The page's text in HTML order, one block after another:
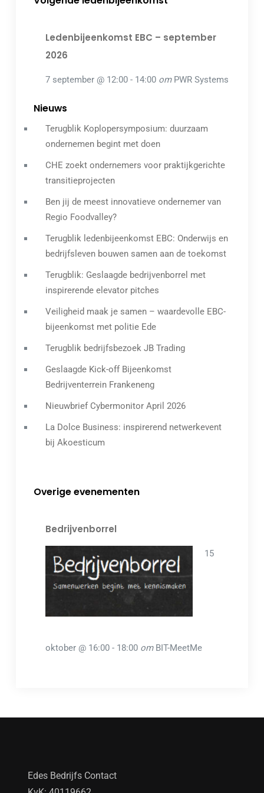
Ledenbijeenkomst EBC – september
2026
7 september @ 12:00- 14:00om PWR Systems
Nieuws
Terugblik Koplopersymposium: duurzaam
ondernemen begint met doen
CHE zoekt ondernemers voor praktijkgerichte
transitieprojecten
Ben jij de meest innovatieve ondernemer van
Regio Foodvalley?
Terugblik ledenbijeenkomst EBC: Onderwijs en
bedrijfsleven bouwen samen aan de toekomst
Terugblik: Geslaagde bedrijvenborrel met
inspirerende elevator pitches
Veiligheid maak je samen – waardevolle EBC-
bijeenkomst met politie Ede
Terugblik bedrijfsbezoek JB Trading
Geslaagde Kick-off Bijeenkomst
Bedrijventerrein Frankeneng
Nieuwbrief Cybermonitor April 2026
La Dolce Business: inspirerend netwerkevent
bij Akoesticum
Overige evenementen
Bedrijvenborrel
15
oktober @ 16:00- 18:00om BIT-MeetMe
Edes Bedrijfs Contact